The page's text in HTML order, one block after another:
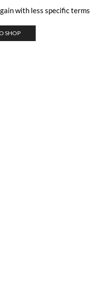
with less specific terms.
SHOP